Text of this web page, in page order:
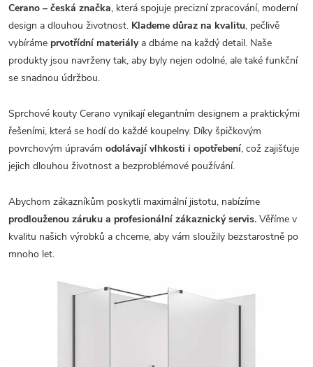
Cerano – česká značka, která spojuje precizní zpracování, moderní
design a dlouhou životnost. Klademe důraz na kvalitu, pečlivě
vybíráme prvotřídní materiálya dbáme na každý detail. Naše
produkty jsou navrženy tak, aby byly nejen odolné, ale také funkční
se snadnou údržbou.
Sprchové kouty Cerano vynikají elegantním designem a praktickými
řešeními, která se hodí do každé koupelny. Díky špičkovým
povrchovým úpravám odolávají vlhkosti i opotřebení, což zajišťuje
jejich dlouhou životnost a bezproblémové používání.
Abychom zákazníkům poskytli maximální jistotu, nabízíme
prodlouženou záruku a profesionální zákaznický servis. Věříme v
kvalitu našich výrobků a chceme, aby vám sloužily bezstarostně po
mnoho let.